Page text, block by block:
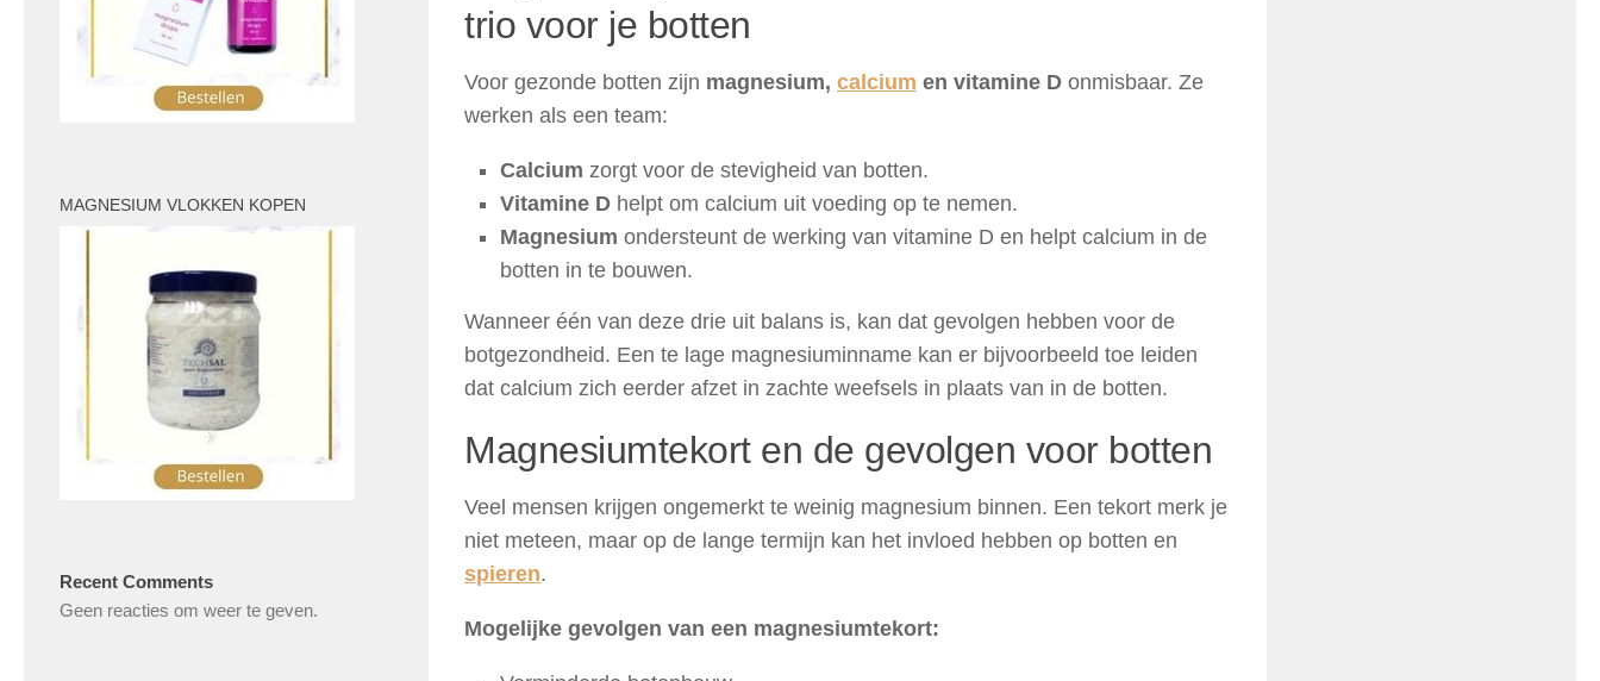
trio voor je botten
Voor gezonde botten zijn magnesium, calcium en vitamine D onmisbaar. Ze
werken als een team:
Calcium zorgt voor de stevigheid van botten.
Vitamine D helpt om calcium uit voeding op te nemen.
Magnesium ondersteunt de werking van vitamine D en helpt calcium in de
botten in te bouwen.
Wanneer één van deze drie uit balans is, kan dat gevolgen hebben voor de
botgezondheid. Een te lage magnesiuminname kan er bijvoorbeeld toe leiden
dat calcium zich eerder afzet in zachte weefsels in plaats van in de botten.
Magnesiumtekort en de gevolgen voor botten
Veel mensen krijgen ongemerkt te weinig magnesium binnen. Een tekort merk je
niet meteen, maar op de lange termijn kan het invloed hebben op botten en
spieren.
Mogelijke gevolgen van een magnesiumtekort:
MAGNESIUM VLOKKEN KOPEN
Recent Comments
Geen reacties om weer te geven.